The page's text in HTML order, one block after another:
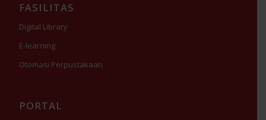
FASILITAS
Digital Library
E-learning
Otomasi Perpustakaan
PORTAL